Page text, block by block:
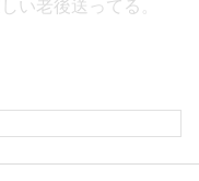
い老後送ってる。